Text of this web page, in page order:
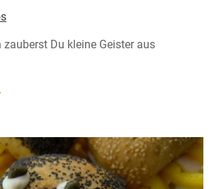
Du kleine Geister aus